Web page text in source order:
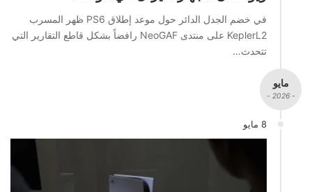
في خضم الجدل الدائر حول موعد إطلاق PS6 ظهر المسرب
KeplerL2 على منتدى NeoGAF رافضاً بشكل قاطع التقارير التي
تتحدث…
مايو
- 2026 -
8 مايو